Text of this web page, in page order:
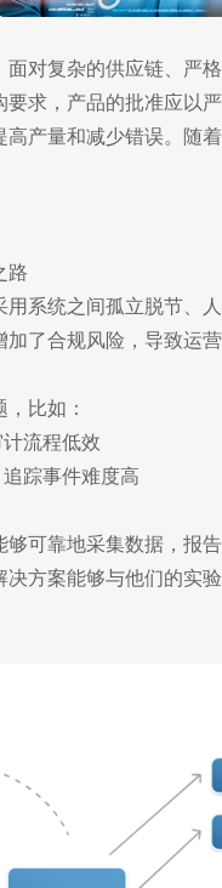
面对复杂的供应链、严
要求，产品的批准应以
产量和减少错误。随
路
系统之间孤立脱节、
了合规风险，导致运营
比如：
流程低效
踪事件难度高
可靠地采集数据，报
方案能够与他们的实